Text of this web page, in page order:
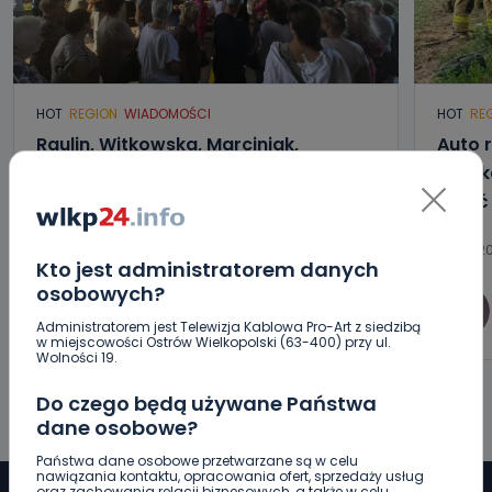
Kto jest administratorem danych
osobowych?
Administratorem jest Telewizja Kablowa Pro-Art z siedzibą
w miejscowości Ostrów Wielkopolski (63-400) przy ul.
Wolności 19.
Do czego będą używane Państwa
dane osobowe?
Państwa dane osobowe przetwarzane są w celu
nawiązania kontaktu, opracowania ofert, sprzedaży usług
HOT REGION WIADOMOŚCI
Raulin, Witkowska, Marciniak,
dzień drugi [FOTO]
Aleksandra Barczak
HOT
Auto
wyjść